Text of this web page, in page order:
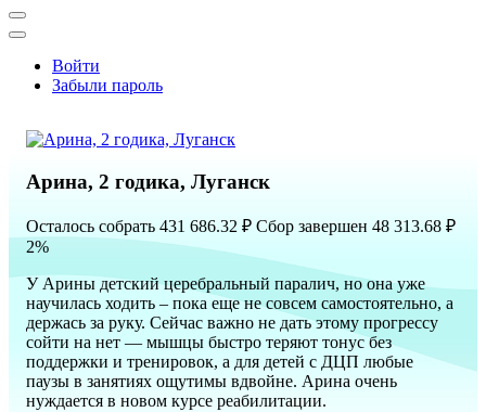
Открыть
поиск
Профиль
Войти
Забыли пароль
Арина, 2 годика, Луганск
Осталось собрать 431 686.32 ₽ Сбор завершен 48 313.68 ₽
2%
У Арины детский церебральный паралич, но она уже
научилась ходить – пока еще не совсем самостоятельно, а
держась за руку. Сейчас важно не дать этому прогрессу
сойти на нет — мышцы быстро теряют тонус без
поддержки и тренировок, а для детей с ДЦП любые
паузы в занятиях ощутимы вдвойне. Арина очень
нуждается в новом курсе реабилитации.